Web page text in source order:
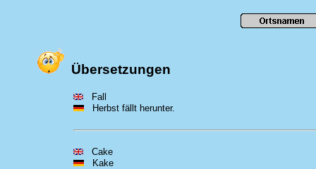
Übersetzungen
Fall
Herbst fällt herunter.
Cake
Kake